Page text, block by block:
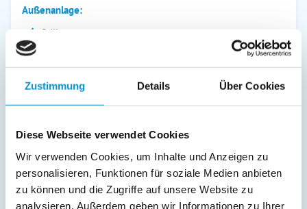
Zustimmung Details Über Cookies
Diese Webseite verwendet Cookies
Wir verwenden Cookies, um Inhalte und Anzeigen zu
personalisieren, Funktionen für soziale Medien anbieten
zu können und die Zugriffe auf unsere Website zu
analysieren. Außerdem geben wir Informationen zu Ihrer
Außenanlage:
Grill
Parkplatz
Terrasse
Verpflegung:
Sonstiges:
barrierefreie Wohnung; separater Fitnessraum mit